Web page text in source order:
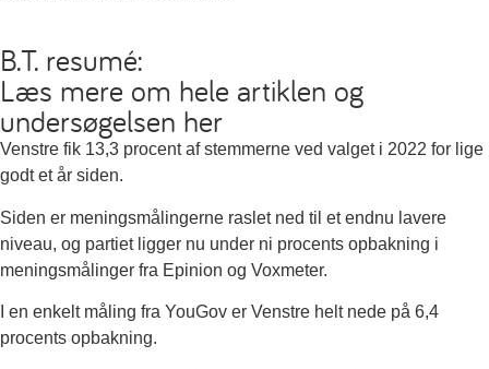
B.T. resumé:
Læs mere om hele artiklen og
undersøgelsen her
Venstre fik 13,3 procent af stemmerne ved valget i 2022 for lige
godt et år siden.
Siden er meningsmålingerne raslet ned til et endnu lavere
niveau, og partiet ligger nu under ni procents opbakning i
meningsmålinger fra Epinion og Voxmeter.
I en enkelt måling fra YouGov er Venstre helt nede på 6,4
procents opbakning.